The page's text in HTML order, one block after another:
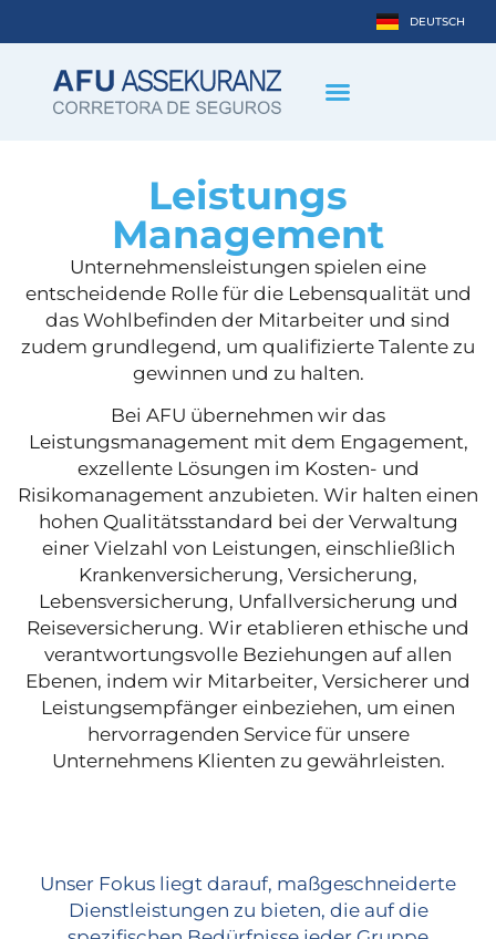
DEUTSCH
ESPAÑOL
Leistungs
Management
Unternehmensleistungen spielen eine
entscheidende Rolle für die Lebensqualität und
das Wohlbefinden der Mitarbeiter und sind
zudem grundlegend, um qualifizierte Talente zu
gewinnen und zu halten.
Bei AFU übernehmen wir das
Leistungsmanagement mit dem Engagement,
exzellente Lösungen im Kosten- und
Risikomanagement anzubieten. Wir halten einen
hohen Qualitätsstandard bei der Verwaltung
einer Vielzahl von Leistungen, einschließlich
Krankenversicherung, Versicherung,
Lebensversicherung, Unfallversicherung und
Reiseversicherung. Wir etablieren ethische und
verantwortungsvolle Beziehungen auf allen
Ebenen, indem wir Mitarbeiter, Versicherer und
Leistungsempfänger einbeziehen, um einen
hervorragenden Service für unsere
Unternehmens Klienten zu gewährleisten.
Unser Fokus liegt darauf, maßgeschneiderte
Dienstleistungen zu bieten, die auf die